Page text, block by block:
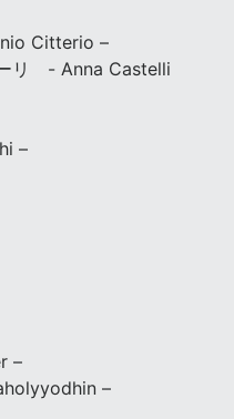
Citterio –
リ - Anna Castelli
–
–
–